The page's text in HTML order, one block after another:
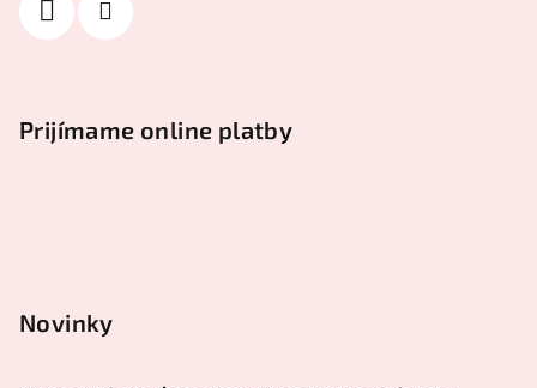
Prijímame online platby
Novinky